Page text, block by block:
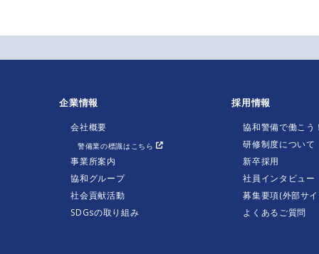
企業情報
会社概要
警備業の標識はこちら
事業所案内
協和グループ
社会貢献活動
SDGsの取り組み
採用情報
協和警備で働こう！
研修制度について
新卒採用
社員インタビュー
募集要項(外部サ
よくあるご質問